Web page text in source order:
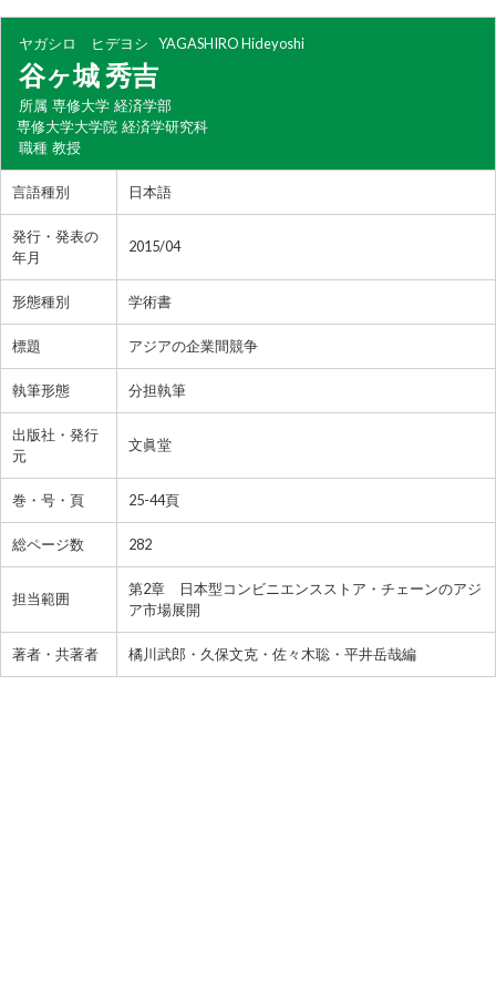
ヤガシロ ヒデヨシ YAGASHIRO Hideyoshi
谷ヶ城 秀吉
所属 専修大学 経済学部
専修大学大学院 経済学研究科
職種 教授
言語種別 日本語
発行・発表の
年月
2015/04
形態種別 学術書
標題 アジアの企業間競争
執筆形態 分担執筆
出版社・発行
元
文眞堂
巻・号・頁 25-44頁
総ページ数 282
担当範囲
第2章 日本型コンビニエンスストア・チェーンのアジ
ア市場展開
著者・共著者 橘川武郎・久保文克・佐々木聡・平井岳哉編